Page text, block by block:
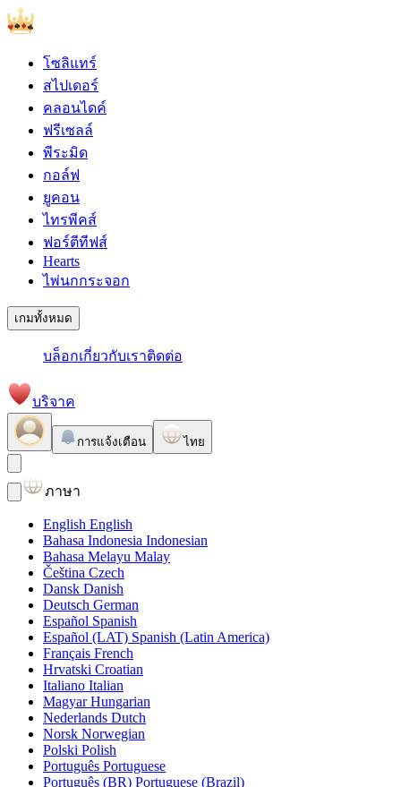
โซลิแทร์
สไปเดอร์
คลอนไดค์
ฟรีเซลล์
พีระมิด
กอล์ฟ
ยูคอน
ไทรพีคส์
ฟอร์ตีทีฟส์
Hearts
ไพ่นกกระจอก
เกมทั้งหมด
บล็อกเกี่ยวกับเราติดต่อ
บริจาค
การแจ้งเตือน ไทย
ภาษา
English English
Bahasa Indonesia Indonesian
Bahasa Melayu Malay
Čeština Czech
Dansk Danish
Deutsch German
Español Spanish
Español (LAT) Spanish (Latin America)
Français French
Hrvatski Croatian
Italiano Italian
Magyar Hungarian
Nederlands Dutch
Norsk Norwegian
Polski Polish
Português Portuguese
Português (BR) Portuguese (Brazil)